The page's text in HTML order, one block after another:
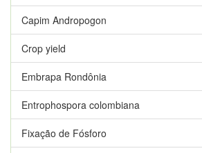
Capim Andropogon
Crop yield
Embrapa Rondônia
Entrophospora colombiana
Fixação de Fósforo